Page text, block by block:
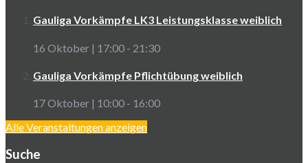
Gauliga Vorkämpfe LK3 Leistungsklasse weiblich
16 Oktober | 17:00 - 21:30
Gauliga Vorkämpfe Pflichtübung weiblich
17 Oktober | 10:00 - 16:00
Alle Veranstaltungen anzeigen
Suche